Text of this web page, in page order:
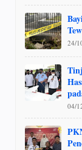
24/
04/